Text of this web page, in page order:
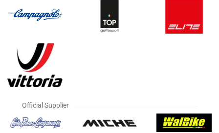
Official Supplier